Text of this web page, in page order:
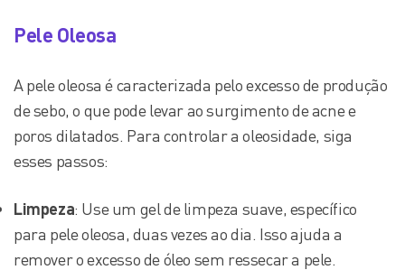
Pele Oleosa
A pele oleosa é caracterizada pelo excesso de produção
de sebo, o que pode levar ao surgimento de acne e
poros dilatados. Para controlar a oleosidade, siga
esses passos:
Limpeza: Use um gel de limpeza suave, específico
para pele oleosa, duas vezes ao dia. Isso ajuda a
remover o excesso de óleo sem ressecar a pele.